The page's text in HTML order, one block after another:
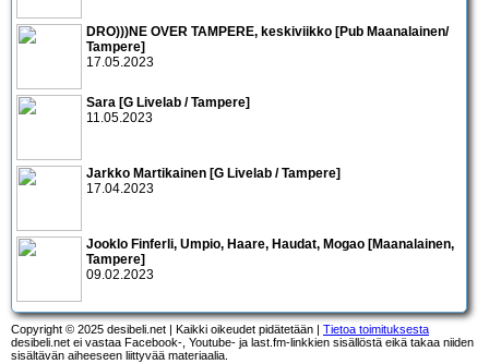
DRO)))NE OVER TAMPERE, keskiviikko [Pub Maanalainen/
Tampere]
17.05.2023
Sara [G Livelab / Tampere]
11.05.2023
Jarkko Martikainen [G Livelab / Tampere]
17.04.2023
Jooklo Finferli, Umpio, Haare, Haudat, Mogao [Maanalainen,
Tampere]
09.02.2023
Copyright © 2025 desibeli.net | Kaikki oikeudet pidätetään | Tietoa toimituksesta
desibeli.net ei vastaa Facebook-, Youtube- ja last.fm-linkkien sisällöstä eikä takaa niiden
sisältävän aiheeseen liittyvää materiaalia.